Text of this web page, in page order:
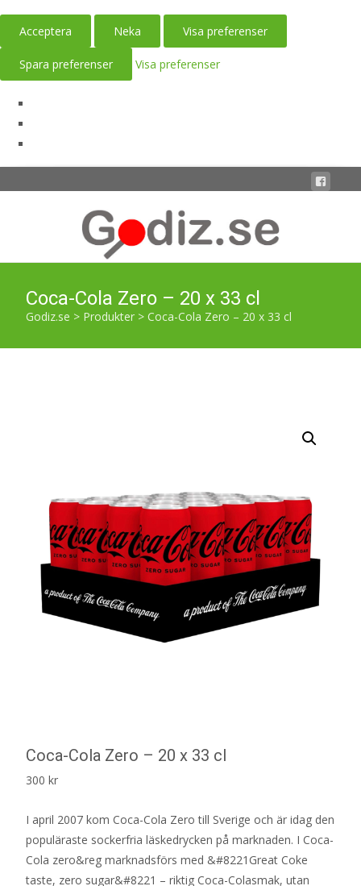
Acceptera Neka Visa preferenser
Spara preferenser Visa preferenser
Coca-Cola Zero – 20 x 33 cl
Godiz.se > Produkter > Coca-Cola Zero – 20 x 33 cl
Coca-Cola Zero – 20 x 33 cl
300 kr
I april 2007 kom Coca-Cola Zero till Sverige och är idag den
populäraste sockerfria läskedrycken på marknaden. I Coca-
Cola zero&reg marknadsförs med &#8221Great Coke
taste, zero sugar&#8221 – riktig Coca-Colasmak, utan